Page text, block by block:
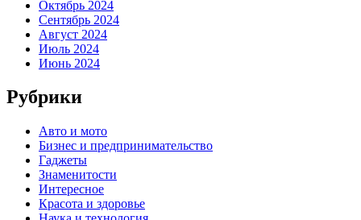
Октябрь 2024
Сентябрь 2024
Август 2024
Июль 2024
Июнь 2024
Рубрики
Авто и мото
Бизнес и предпринимательство
Гаджеты
Знаменитости
Интересное
Красота и здоровье